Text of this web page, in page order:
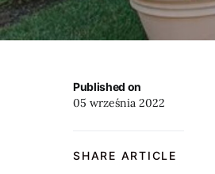
Published on
05 września 2022
SHARE ARTICLE